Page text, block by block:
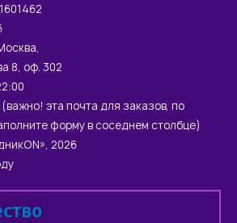
8, оф. 302
(важно! эта почта для заказов, по
форму в соседнем столбце)
2026